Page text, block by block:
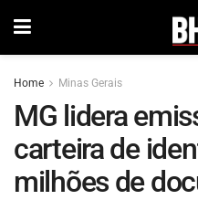
Home Minas Gerais
MG lidera
carteira de
milhões de